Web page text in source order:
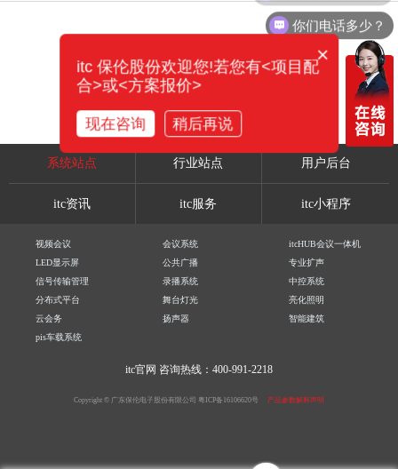
系统站点 行业站点 用户后台
itc资讯 itc服务 itc小程序
视频会议 会议系统
itcHUB会议一体机
LED显示屏
公共广播
专业扩声
信号传输管理
录播系统
中控系统
分布式平台
舞台灯光
亮化照明
云会务
扬声器
智能建筑
pis车载系统
itc官网 咨询热线：400-991-2218
Copyright © 广东保伦电子股份有限公司 粤ICP备16106620号 产品参数解释声明
你们电话多少？
×
itc 保伦股份欢迎您!若您有<项目配
合>或<方案报价>
现在咨询 稍后再说